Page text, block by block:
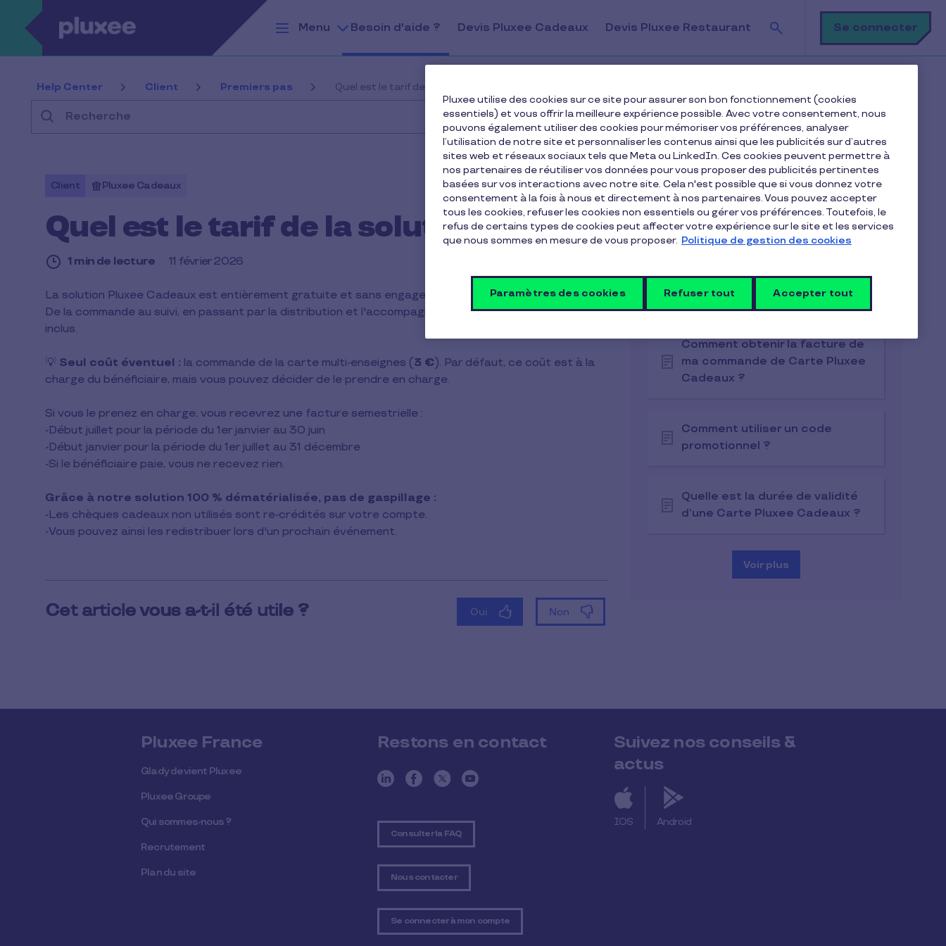
Aller au contenu principal
Menu
Besoin d'aide ? Devis Pluxee Cadeaux Devis Pluxee Restaurant
Recherche
Se connecter
Help Center Client Premiers pas Quel est le tarif de la solution ?
Client Pluxee Cadeaux
Quel est le tarif de la solution ?
1 min de lecture 11 février 2026
1
de
lecture
La solution Pluxee Cadeaux est entièrement gratuite et sans engagement !
De la commande au suivi, en passant par la distribution et l'accompagnement commercial, tout est
inclus.
💡 Seul coût éventuel : la commande de la carte multi-enseignes (3 €). Par défaut, ce coût est à la
charge du bénéficiaire, mais vous pouvez décider de le prendre en charge.
Si vous le prenez en charge, vous recevrez une facture semestrielle :
-Début juillet pour la période du 1er janvier au 30 juin
-Début janvier pour la période du 1er juillet au 31 décembre
-Si le bénéficiaire paie, vous ne recevez rien.
Grâce à notre solution 100 % dématérialisée, pas de gaspillage :
-Les chèques cadeaux non utilisés sont re-crédités sur votre compte.
-Vous pouvez ainsi les redistribuer lors d'un prochain événement.
Articles dans la catégorie
Premiers pas
Comment régler ma commande
de e-Carte Pluxee Cadeaux ?
Comment obtenir la facture de
ma commande de Carte Pluxee
Cadeaux ?
Comment utiliser un code
promotionnel ?
Quelle est la durée de validité
d’une Carte Pluxee Cadeaux ?
Voir plus
Pluxee France
Glady devient Pluxee
Pluxee Groupe
Qui sommes-nous ?
Recrutement
Plan du site
Restons en contact
Consulter la FAQ
Nous contacter
Se connecter à mon compte
Suivez nos conseils &
actus
IOS Android
Pluxee utilise des cookies sur ce site pour assurer son bon fonctionnement (cookies
essentiels) et vous offrir la meilleure expérience possible. Avec votre consentement, nous
pouvons également utiliser des cookies pour mémoriser vos préférences, analyser
l’utilisation de notre site et personnaliser les contenus ainsi que les publicités sur d’autres
sites web et réseaux sociaux tels que Meta ou LinkedIn. Ces cookies peuvent permettre à
nos partenaires de réutiliser vos données pour vous proposer des publicités pertinentes
basées sur vos interactions avec notre site. Cela n'est possible que si vous donnez votre
consentement à la fois à nous et directement à nos partenaires. Vous pouvez accepter
tous les cookies, refuser les cookies non essentiels ou gérer vos préférences. Toutefois, le
refus de certains types de cookies peut affecter votre expérience sur le site et les services
que nous sommes en mesure de vous proposer. Politique de gestion des cookies
Paramètres des cookies Refuser tout Accepter tout